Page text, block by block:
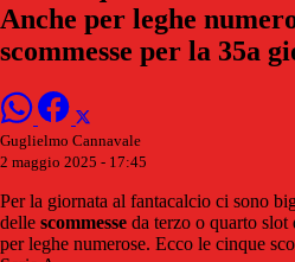
Anche per leghe
scommesse per la 35a
Guglielmo Cannavale
2 maggio 2025 - 17:45
Per la giornata al fantacalcio ci sono
delle scommesse da terzo o quarto
per leghe numerose. Ecco le cinque